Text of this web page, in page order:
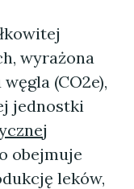
wyrażona
(CO2e),
jednostki
obejmuje
leków,